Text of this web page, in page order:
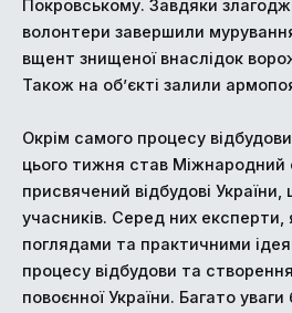
Покровському. Завдяки
волонтери завершили
вщент знищеної внаслідок
Також на об’єкті залили
Окрім самого процесу
цього тижня став Міжнародний
присвячений відбудові
учасників. Серед них експерти,
поглядами та практичними
процесу відбудови та
повоєнної України. Багато